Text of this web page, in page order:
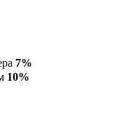
7%
10%